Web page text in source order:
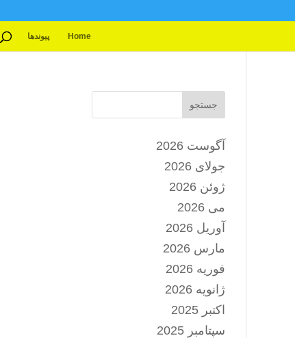
Home پیوندها
جستجو
آگوست 2026
جولای 2026
ژوئن 2026
می 2026
آوریل 2026
مارس 2026
فوریه 2026
ژانویه 2026
اکتبر 2025
سپتامبر 2025